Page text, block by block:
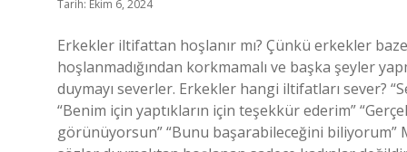
Tarih: Ekim 6, 2024
Erkekler iltifattan hoşlanır mı? Çünkü erkekler
hoşlanmadığından korkmamalı ve başka şeyler
duymayı severler. Erkekler hangi iltifatları sever?
“Benim için yaptıkların için teşekkür ederim”
görünüyorsun” “Bunu başarabileceğini biliyorum”